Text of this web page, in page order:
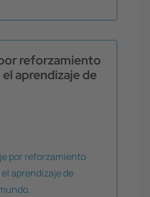
reforzamiento
aprendizaje de
por reforzamiento
aprendizaje de